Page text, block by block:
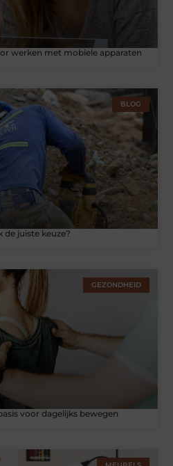
werken met mobiele apparaten
BLOG
de juiste keuze?
GEZONDHEID
voor dagelijks bewegen